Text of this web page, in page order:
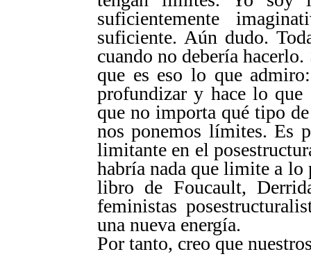
suficientemente
suficiente. Aún dudo.
cuando no debería
que es eso lo que
profundizar y hace lo que
que no importa qué tipo
nos ponemos límites. Es
limitante en el
habría nada que limite a
libro de Foucault,
feministas
una nueva energía.
Por tanto, creo que